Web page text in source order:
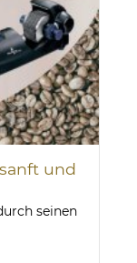
sanft und
seinen